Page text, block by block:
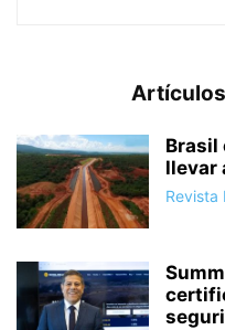
Brasil
llevar
Revista